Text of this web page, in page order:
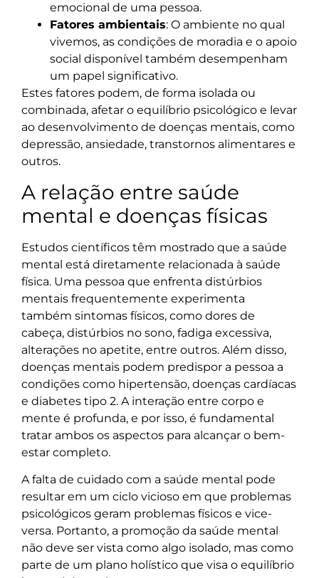
emocional de uma pessoa.
Fatores ambientais: O ambiente no qual
vivemos, as condições de moradia e o apoio
social disponível também desempenham
um papel significativo.
Estes fatores podem, de forma isolada ou
combinada, afetar o equilíbrio psicológico e levar
ao desenvolvimento de doenças mentais, como
depressão, ansiedade, transtornos alimentares e
outros.
A relação entre saúde
mental e doenças físicas
Estudos científicos têm mostrado que a saúde
mental está diretamente relacionada à saúde
física. Uma pessoa que enfrenta distúrbios
mentais frequentemente experimenta
também sintomas físicos, como dores de
cabeça, distúrbios no sono, fadiga excessiva,
alterações no apetite, entre outros. Além disso,
doenças mentais podem predispor a pessoa a
condições como hipertensão, doenças cardíacas
e diabetes tipo 2. A interação entre corpo e
mente é profunda, e por isso, é fundamental
tratar ambos os aspectos para alcançar o bem-
estar completo.
A falta de cuidado com a saúde mental pode
resultar em um ciclo vicioso em que problemas
psicológicos geram problemas físicos e vice-
versa. Portanto, a promoção da saúde mental
não deve ser vista como algo isolado, mas como
parte de um plano holístico que visa o equilíbrio